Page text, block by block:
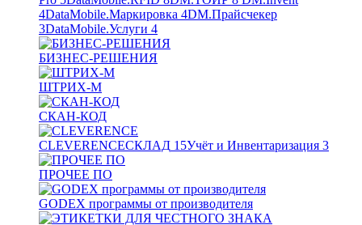
4DataMobile.Маркировка 4DM.Прайсчекер
3DataMobile.Услуги 4
БИЗНЕС-РЕШЕНИЯ
ШТРИХ-М
СКАН-КОД
CLEVERENCEСКЛАД 15Учёт и Инвентаризация 3
ПРОЧЕЕ ПО
GODEX программы от производителя